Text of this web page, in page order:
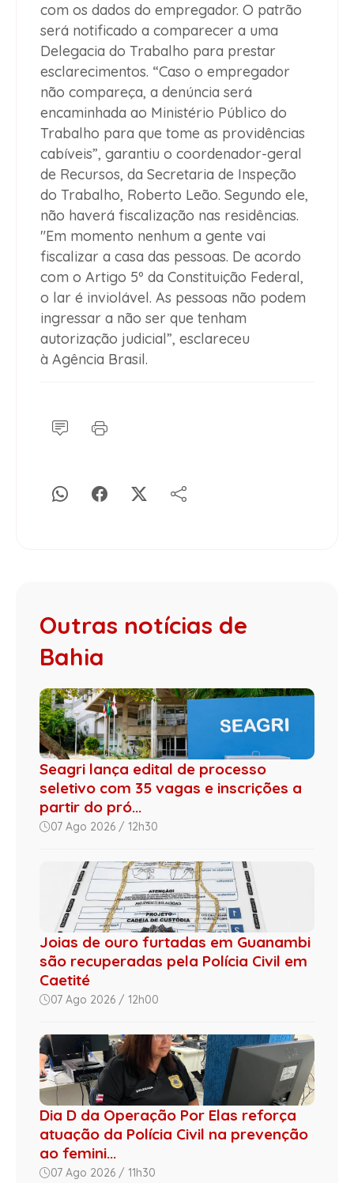
com os dados do empregador. O patrão
será notificado a comparecer a uma
Delegacia do Trabalho para prestar
esclarecimentos. “Caso o empregador
não compareça, a denúncia será
encaminhada ao Ministério Público do
Trabalho para que tome as providências
cabíveis”, garantiu o coordenador-geral
de Recursos, da Secretaria de Inspeção
do Trabalho, Roberto Leão. Segundo ele,
não haverá fiscalização nas residências.
"Em momento nenhum a gente vai
fiscalizar a casa das pessoas. De acordo
com o Artigo 5º da Constituição Federal,
o lar é inviolável. As pessoas não podem
ingressar a não ser que tenham
autorização judicial”, esclareceu
à Agência Brasil.
Outras notícias de
Bahia
Seagri lança edital de processo
seletivo com 35 vagas e inscrições a
partir do pró...
07 Ago 2026 / 12h30
Joias de ouro furtadas em Guanambi
são recuperadas pela Polícia Civil em
Caetité
07 Ago 2026 / 12h00
Dia D da Operação Por Elas reforça
atuação da Polícia Civil na prevenção
ao femini...
07 Ago 2026 / 11h30